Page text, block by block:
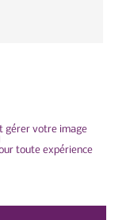
gérer votre image
toute expérience